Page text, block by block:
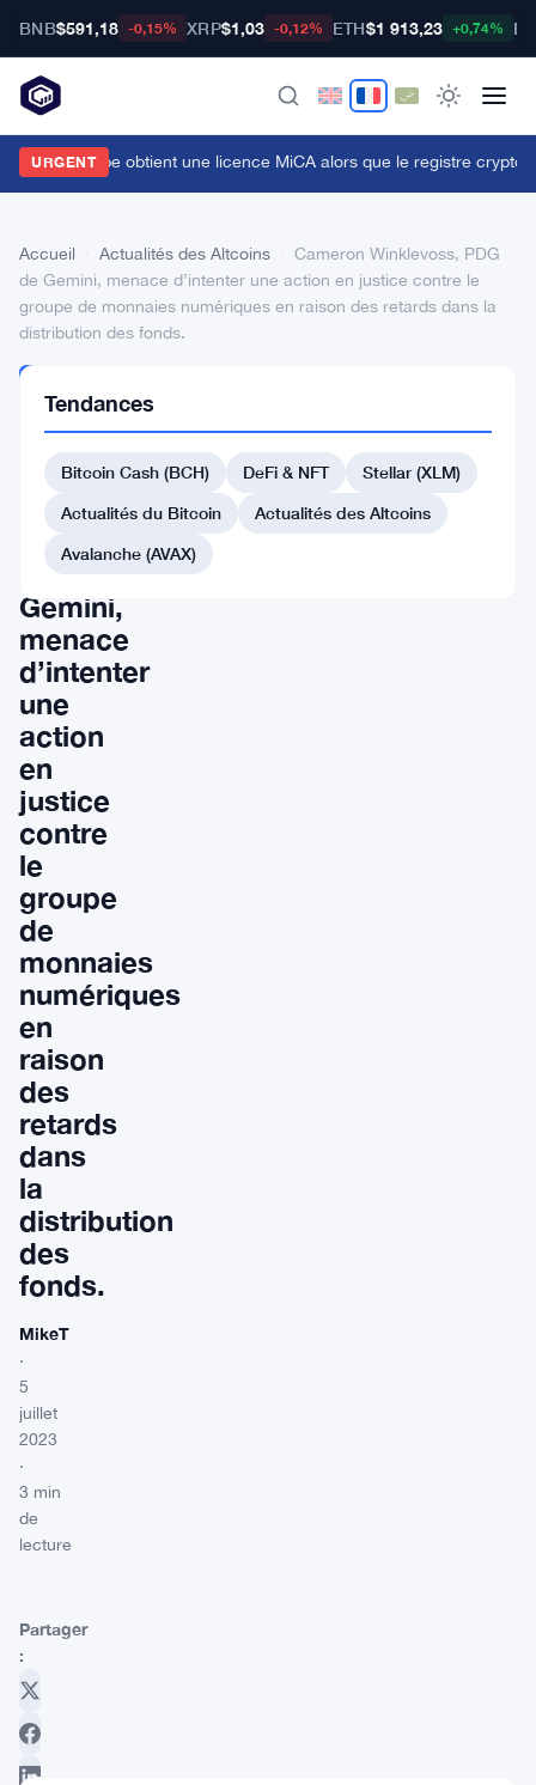
BNB$591,18 -0,15% XRP$1,03 -0,12% ETH$1 913,23 +0,74%
URGENT
de Stripe obtient une licence MiCA alors que le registre crypto
Accueil Actualités des Altcoins
Cameron Winklevoss, PDG
de Gemini, menace d’intenter une action en justice contre le
groupe de monnaies numériques en raison des retards dans la
distribution des fonds.
DES
ALTCOINS
Cameron
Winklevoss,
PDG
Gemini,
menace
d’intenter
une
action
en
justice
contre
le
groupe
de
monnaies
numériques
en
raison
des
retards
dans
la
distribution
des
fonds.
MikeT
·
5
juillet
2023
·
3 min
de
lecture
Partager
:
Tendances
Bitcoin Cash (BCH) DeFi & NFT
Stellar (XLM)
Actualités du Bitcoin
Actualités des Altcoins
Avalanche (AVAX)